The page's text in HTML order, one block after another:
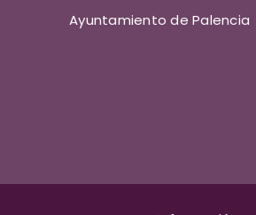
Ayuntamiento de Palencia